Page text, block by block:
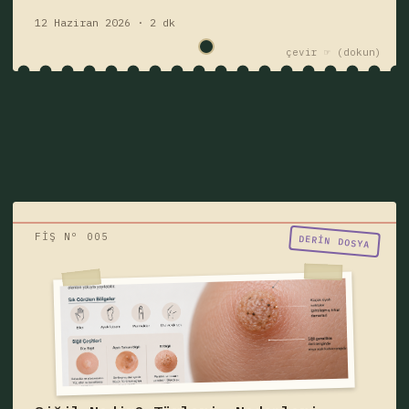
12 Haziran 2026 · 2 dk
çevir ☞
FİŞ Nº 005 DERIN DOSYA
"Birisi siğil mi dedi?"
Siğil nedir, neden çıkar, bulaşıcı mıdır?
Siğil türleri, belirtileri, HPV ilişkisi, ayak
tabanı siğili, genital siğil ve tedavi
yöntemlerini öğrenin.
hastalık
siğil
Fişi çek — yazıyı oku